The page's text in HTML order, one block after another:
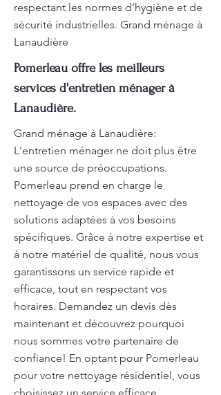
respectant les normes d’hygiène et de
sécurité industrielles. Grand ménage à
Lanaudière
Pomerleau offre les meilleurs
services d'entretien ménager à
Lanaudière.
Grand ménage à Lanaudière:
L'entretien ménager ne doit plus être
une source de préoccupations.
Pomerleau prend en charge le
nettoyage de vos espaces avec des
solutions adaptées à vos besoins
spécifiques. Grâce à notre expertise et
à notre matériel de qualité, nous vous
garantissons un service rapide et
efficace, tout en respectant vos
horaires. Demandez un devis dès
maintenant et découvrez pourquoi
nous sommes votre partenaire de
confiance! En optant pour Pomerleau
pour votre nettoyage résidentiel, vous